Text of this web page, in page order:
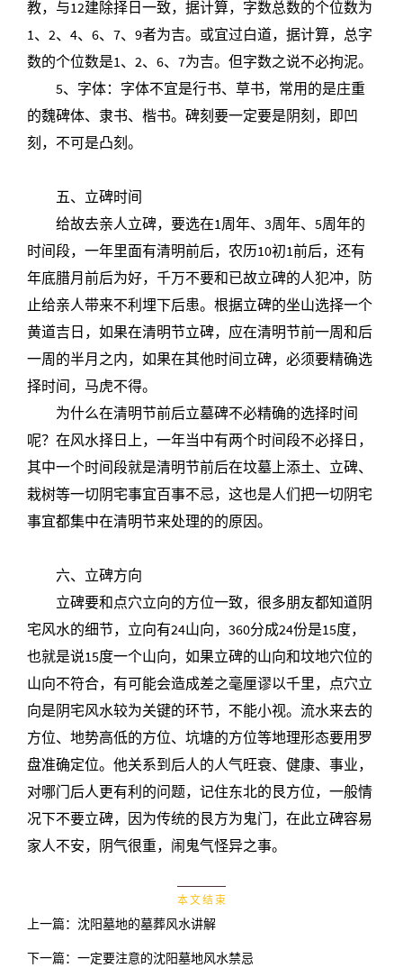
教，与12建除择日一致，据计算，字数总数的个位数为
1、2、4、6、7、9者为吉。或宜过白道，据计算，总字
数的个位数是1、2、6、7为吉。但字数之说不必拘泥。
5、字体：字体不宜是行书、草书，常用的是庄重
的魏碑体、隶书、楷书。碑刻要一定要是阴刻，即凹
刻，不可是凸刻。
五、立碑时间
给故去亲人立碑，要选在1周年、3周年、5周年的
时间段，一年里面有清明前后，农历10初1前后，还有
年底腊月前后为好，千万不要和已故立碑的人犯冲，防
止给亲人带来不利埋下后患。根据立碑的坐山选择一个
黄道吉日，如果在清明节立碑，应在清明节前一周和后
一周的半月之内，如果在其他时间立碑，必须要精确选
择时间，马虎不得。
为什么在清明节前后立墓碑不必精确的选择时间
呢？在风水择日上，一年当中有两个时间段不必择日，
其中一个时间段就是清明节前后在坟墓上添土、立碑、
栽树等一切阴宅事宜百事不忌，这也是人们把一切阴宅
事宜都集中在清明节来处理的的原因。
六、立碑方向
立碑要和点穴立向的方位一致，很多朋友都知道阴
宅风水的细节，立向有24山向，360分成24份是15度，
也就是说15度一个山向，如果立碑的山向和坟地穴位的
山向不符合，有可能会造成差之毫厘谬以千里，点穴立
向是阴宅风水较为关键的环节，不能小视。流水来去的
方位、地势高低的方位、坑塘的方位等地理形态要用罗
盘准确定位。他关系到后人的人气旺衰、健康、事业，
对哪门后人更有利的问题，记住东北的艮方位，一般情
况下不要立碑，因为传统的艮方为鬼门，在此立碑容易
家人不安，阴气很重，闹鬼气怪异之事。
本 文 结 束
上一篇： 沈阳墓地的墓葬风水讲解
下一篇： 一定要注意的沈阳墓地风水禁忌